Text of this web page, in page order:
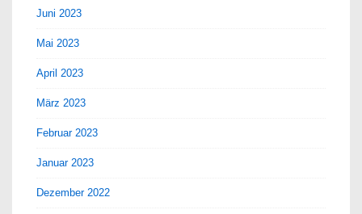
Juni 2023
Mai 2023
April 2023
März 2023
Februar 2023
Januar 2023
Dezember 2022